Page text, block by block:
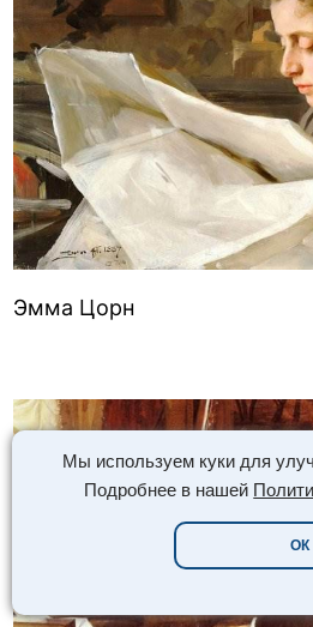
Мы используем куки для
Подробнее в нашей
ОК
Эмма Цорн